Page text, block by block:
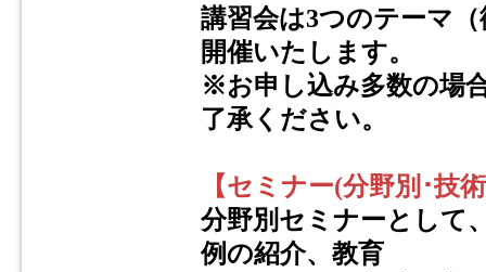
講習会は3つのテーマ
開催いたします。
※お申し込み多数の場
了承ください。
【セミナー(分野別･技
分野別セミナーとして
例の紹介、教育